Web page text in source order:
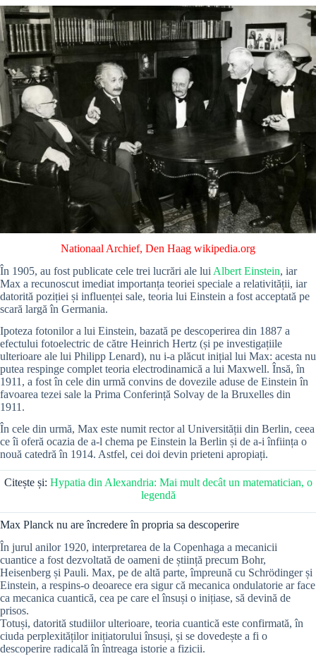
Nationaal Archief, Den Haag wikipedia.org
În 1905, au fost publicate cele trei lucrări ale lui Albert Einstein, iar
Max a recunoscut imediat importanța teoriei speciale a relativității, iar
datorită poziției și influenței sale, teoria lui Einstein a fost acceptată pe
scară largă în Germania.
Ipoteza fotonilor a lui Einstein, bazată pe descoperirea din 1887 a
efectului fotoelectric de către Heinrich Hertz (și pe investigațiile
ulterioare ale lui Philipp Lenard), nu i-a plăcut inițial lui Max: acesta nu
putea respinge complet teoria electrodinamică a lui Maxwell. Însă, în
1911, a fost în cele din urmă convins de dovezile aduse de Einstein în
favoarea tezei sale la Prima Conferință Solvay de la Bruxelles din
1911.
În cele din urmă, Max este numit rector al Universității din Berlin, ceea
ce îi oferă ocazia de a-l chema pe Einstein la Berlin și de a-i înființa o
nouă catedră în 1914. Astfel, cei doi devin prieteni apropiați.
Citește și: Hypatia din Alexandria: Mai mult decât un matematician, o
legendă
Max Planck nu are încredere în propria sa descoperire
În jurul anilor 1920, interpretarea de la Copenhaga a mecanicii
cuantice a fost dezvoltată de oameni de știință precum Bohr,
Heisenberg și Pauli. Max, pe de altă parte, împreună cu Schrödinger și
Einstein, a respins-o deoarece era sigur că mecanica ondulatorie ar face
ca mecanica cuantică, cea pe care el însuși o inițiase, să devină de
prisos.
Totuși, datorită studiilor ulterioare, teoria cuantică este confirmată, în
ciuda perplexităților inițiatorului însuși, și se dovedește a fi o
descoperire radicală în întreaga istorie a fizicii.